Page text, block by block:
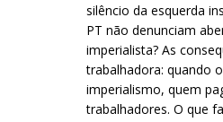
silêncio da esquerda
PT não denunciam
imperialista? As
trabalhadora: quando
imperialismo, quem
trabalhadores. O que